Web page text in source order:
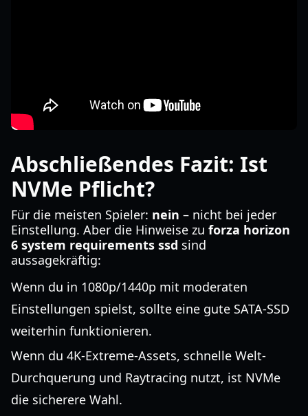
Abschließendes Fazit: Ist
NVMe Pflicht?
Für die meisten Spieler: nein – nicht bei jeder
Einstellung. Aber die Hinweise zu forza horizon
6 system requirements ssd sind
aussagekräftig:
Wenn du in 1080p/1440p mit moderaten
Einstellungen spielst, sollte eine gute SATA-SSD
weiterhin funktionieren.
Wenn du 4K-Extreme-Assets, schnelle Welt-
Durchquerung und Raytracing nutzt, ist NVMe
die sicherere Wahl.